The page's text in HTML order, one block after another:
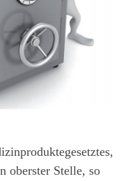
oberster Stelle, so